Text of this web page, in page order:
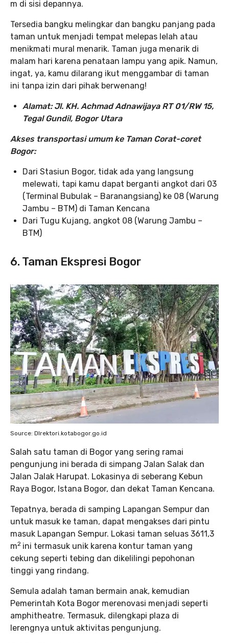
m di sisi depannya.
Tersedia bangku melingkar dan bangku panjang pada
taman untuk menjadi tempat melepas lelah atau
menikmati mural menarik. Taman juga menarik di
malam hari karena penataan lampu yang apik. Namun,
ingat, ya, kamu dilarang ikut menggambar di taman
ini tanpa izin dari pihak berwenang!
Alamat: Jl. KH. Achmad Adnawijaya RT 01/RW 15,
Tegal Gundil, Bogor Utara
Akses transportasi umum ke Taman Corat-coret
Bogor:
Dari Stasiun Bogor, tidak ada yang langsung
melewati, tapi kamu dapat berganti angkot dari 03
(Terminal Bubulak – Baranangsiang) ke 08 (Warung
Jambu – BTM) di Taman Kencana
Dari Tugu Kujang, angkot 08 (Warung Jambu –
BTM)
6. Taman Ekspresi Bogor
Source: DIrektori.kotabogor.go.id
Salah satu taman di Bogor yang sering ramai
pengunjung ini berada di simpang Jalan Salak dan
Jalan Jalak Harupat. Lokasinya di seberang Kebun
Raya Bogor, Istana Bogor, dan dekat Taman Kencana.
Tepatnya, berada di samping Lapangan Sempur dan
untuk masuk ke taman, dapat mengakses dari pintu
masuk Lapangan Sempur. Lokasi taman seluas 3611,3
m2 ini termasuk unik karena kontur taman yang
cekung seperti tebing dan dikelilingi pepohonan
tinggi yang rindang.
Semula adalah taman bermain anak, kemudian
Pemerintah Kota Bogor merenovasi menjadi seperti
amphitheatre. Termasuk, dilengkapi plaza di
lerengnya untuk aktivitas pengunjung.